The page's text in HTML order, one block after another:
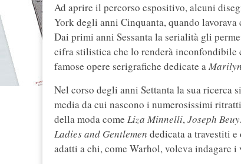
Ad aprire il percorso espositivo, alcuni
York degli anni Cinquanta, quando
Dai primi anni Sessanta la serialità gli
cifra stilistica che lo renderà inconfondibile
famose opere serigrafiche dedicate a
Nel corso degli anni Settanta la sua ricerca
media da cui nascono i numerosissimi
della moda come Liza Minnelli,Joseph
Ladies and Gentlemen dedicata a travestiti
adatti a chi, come Warhol, voleva indagare